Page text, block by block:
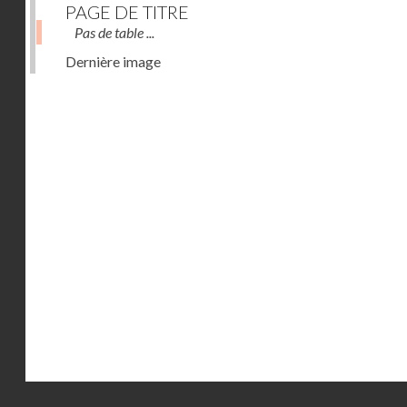
PAGE DE TITRE
Pas de table ...
Dernière image